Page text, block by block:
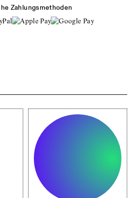
Zahlungsmethoden